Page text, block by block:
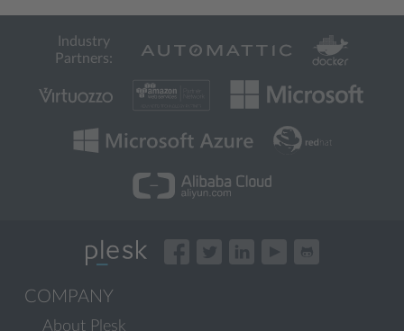
Industry
Partners:
COMPANY
About Plesk